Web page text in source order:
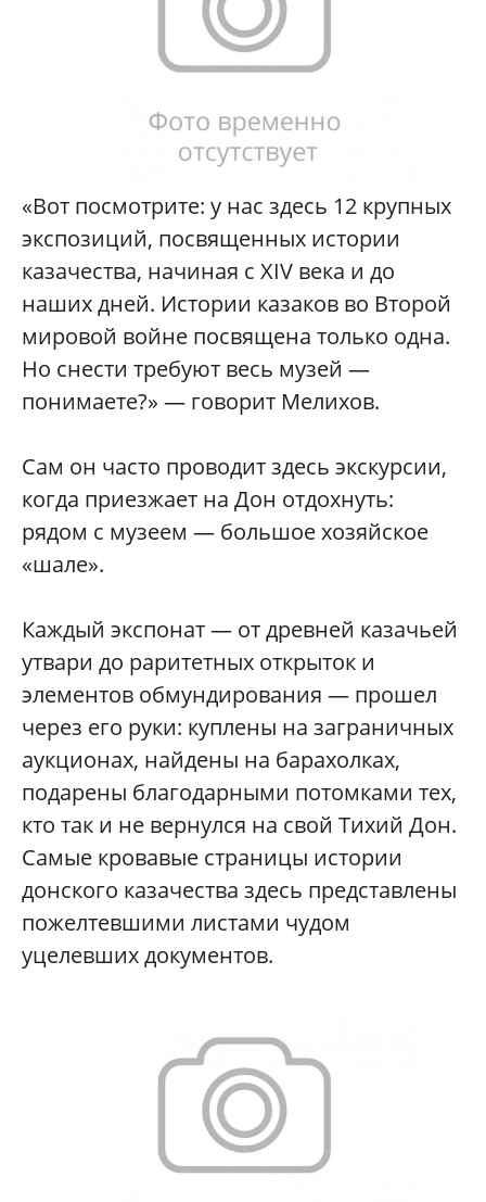
«Вот посмотрите: у нас здесь 12 крупных
экспозиций, посвященных истории
казачества, начиная с XIV века и до
наших дней. Истории казаков во Второй
мировой войне посвящена только одна.
Но снести требуют весь музей —
понимаете?» — говорит Мелихов.
Сам он часто проводит здесь экскурсии,
когда приезжает на Дон отдохнуть:
рядом с музеем — большое хозяйское
«шале».
Каждый экспонат — от древней казачьей
утвари до раритетных открыток и
элементов обмундирования — прошел
через его руки: куплены на заграничных
аукционах, найдены на барахолках,
подарены благодарными потомками тех,
кто так и не вернулся на свой Тихий Дон.
Самые кровавые страницы истории
донского казачества здесь представлены
пожелтевшими листами чудом
уцелевших документов.